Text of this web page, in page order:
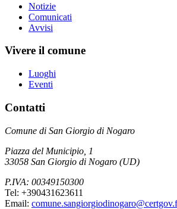
Notizie
Comunicati
Avvisi
Vivere il comune
Luoghi
Eventi
Contatti
Comune di San Giorgio di Nogaro
Piazza del Municipio, 1
33058 San Giorgio di Nogaro (UD)
P.IVA: 00349150300
Tel: +390431623611
Email: